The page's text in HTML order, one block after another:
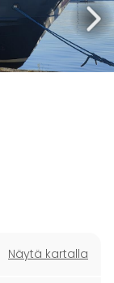
Näytä kartalla